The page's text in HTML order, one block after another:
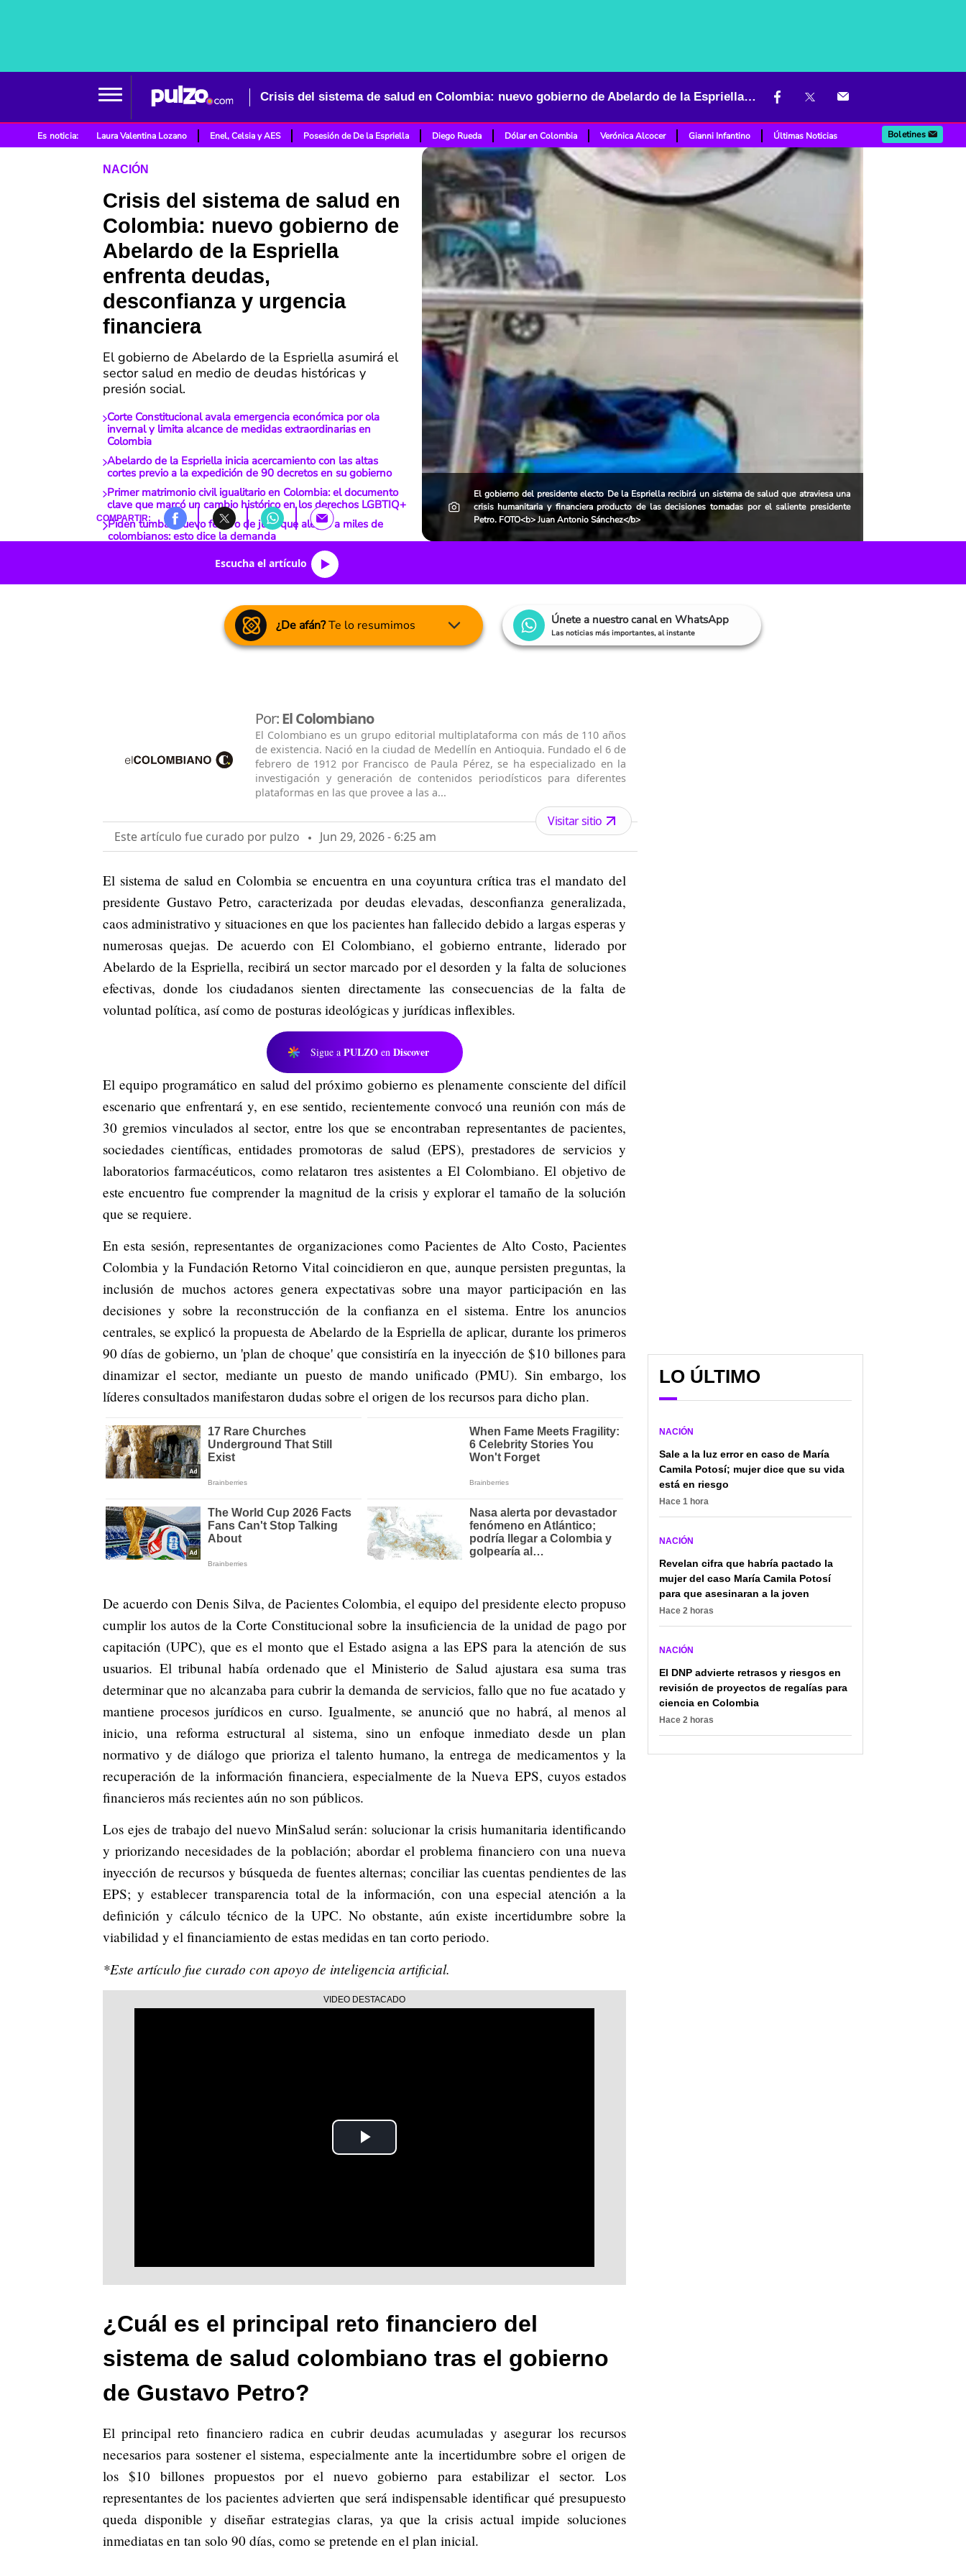
Crisis del sistema de salud en Colombia: nuevo gobierno de Abelardo de la Espriella enfrenta deudas, desconfianza y urgencia financiera
Es noticia: Laura Valentina Lozano Enel, Celsia y AES Posesión de De la Espriella Diego Rueda Dólar en Colombia Verónica Alcocer Gianni Infantino Últimas Noticias Boletines
NACIÓN
Crisis del sistema de salud en
Colombia: nuevo gobierno de
Abelardo de la Espriella
enfrenta deudas,
desconfianza y urgencia
financiera
El gobierno de Abelardo de la Espriella asumirá el
sector salud en medio de deudas históricas y
presión social.
Corte Constitucional avala emergencia económica por ola
invernal y limita alcance de medidas extraordinarias en
Colombia
Abelardo de la Espriella inicia acercamiento con las altas
cortes previo a la expedición de 90 decretos en su gobierno
Primer matrimonio civil igualitario en Colombia: el documento
clave que marcó un cambio histórico en los derechos LGBTIQ+
Piden tumbar nuevo festivo de julio que alegró a miles de
colombianos: esto dice la demanda
COMPARTIR:
El gobierno del presidente electo De la Espriella recibirá un sistema de salud que atraviesa una
crisis humanitaria y financiera producto de las decisiones tomadas por el saliente presidente
Petro. FOTO<b> Juan Antonio Sánchez</b>
Escucha el artículo
¿De afán?Te lo resumimos Únete a nuestro canal en WhatsApp
Las noticias más importantes, al instante
Por:El Colombiano
El Colombiano es un grupo editorial multiplataforma con más de 110 años
de existencia. Nació en la ciudad de Medellín en Antioquia. Fundado el 6 de
febrero de 1912 por Francisco de Paula Pérez, se ha especializado en la
investigación y generación de contenidos periodísticos para diferentes
plataformas en las que provee a las a...
Este artículo fue curado por pulzo Jun 29, 2026 - 6:25 am
Visitar sitio
El sistema de salud en Colombia se encuentra en una coyuntura crítica tras el mandato del
presidente Gustavo Petro, caracterizada por deudas elevadas, desconfianza generalizada,
caos administrativo y situaciones en que los pacientes han fallecido debido a largas esperas y
numerosas quejas. De acuerdo con El Colombiano, el gobierno entrante, liderado por
Abelardo de la Espriella, recibirá un sector marcado por el desorden y la falta de soluciones
efectivas, donde los ciudadanos sienten directamente las consecuencias de la falta de
voluntad política, así como de posturas ideológicas y jurídicas inflexibles.
Sigue a PULZO en Discover
El equipo programático en salud del próximo gobierno es plenamente consciente del difícil
escenario que enfrentará y, en ese sentido, recientemente convocó una reunión con más de
30 gremios vinculados al sector, entre los que se encontraban representantes de pacientes,
sociedades científicas, entidades promotoras de salud (EPS), prestadores de servicios y
laboratorios farmacéuticos, como relataron tres asistentes a El Colombiano. El objetivo de
este encuentro fue comprender la magnitud de la crisis y explorar el tamaño de la solución
que se requiere.
En esta sesión, representantes de organizaciones como Pacientes de Alto Costo, Pacientes
Colombia y la Fundación Retorno Vital coincidieron en que, aunque persisten preguntas, la
inclusión de muchos actores genera expectativas sobre una mayor participación en las
decisiones y sobre la reconstrucción de la confianza en el sistema. Entre los anuncios
centrales, se explicó la propuesta de Abelardo de la Espriella de aplicar, durante los primeros
90 días de gobierno, un 'plan de choque' que consistiría en la inyección de $10 billones para
dinamizar el sector, mediante un puesto de mando unificado (PMU). Sin embargo, los
líderes consultados manifestaron dudas sobre el origen de los recursos para dicho plan.
De acuerdo con Denis Silva, de Pacientes Colombia, el equipo del presidente electo propuso
cumplir los autos de la Corte Constitucional sobre la insuficiencia de la unidad de pago por
capitación (UPC), que es el monto que el Estado asigna a las EPS para la atención de sus
usuarios. El tribunal había ordenado que el Ministerio de Salud ajustara esa suma tras
determinar que no alcanzaba para cubrir la demanda de servicios, fallo que no fue acatado y
mantiene procesos jurídicos en curso. Igualmente, se anunció que no habrá, al menos al
inicio, una reforma estructural al sistema, sino un enfoque inmediato desde un plan
normativo y de diálogo que prioriza el talento humano, la entrega de medicamentos y la
recuperación de la información financiera, especialmente de la Nueva EPS, cuyos estados
financieros más recientes aún no son públicos.
Los ejes de trabajo del nuevo MinSalud serán: solucionar la crisis humanitaria identificando
y priorizando necesidades de la población; abordar el problema financiero con una nueva
inyección de recursos y búsqueda de fuentes alternas; conciliar las cuentas pendientes de las
EPS; y establecer transparencia total de la información, con una especial atención a la
definición y cálculo técnico de la UPC. No obstante, aún existe incertidumbre sobre la
viabilidad y el financiamiento de estas medidas en tan corto periodo.
*Este artículo fue curado con apoyo de inteligencia artificial.
Play
¿Cuál es el principal reto financiero del
sistema de salud colombiano tras el gobierno
de Gustavo Petro?
El principal reto financiero radica en cubrir deudas acumuladas y asegurar los recursos
necesarios para sostener el sistema, especialmente ante la incertidumbre sobre el origen de
los $10 billones propuestos por el nuevo gobierno para estabilizar el sector. Los
representantes de los pacientes advierten que será indispensable identificar qué presupuesto
queda disponible y diseñar estrategias claras, ya que la crisis actual impide soluciones
inmediatas en tan solo 90 días, como se pretende en el plan inicial.
LO ÚLTIMO
NACIÓN
Sale a la luz error en caso de María
Camila Potosí; mujer dice que su vida
está en riesgo
Hace 1 hora
NACIÓN
Revelan cifra que habría pactado la
mujer del caso María Camila Potosí
para que asesinaran a la joven
Hace 2 horas
NACIÓN
El DNP advierte retrasos y riesgos en
revisión de proyectos de regalías para
ciencia en Colombia
Hace 2 horas